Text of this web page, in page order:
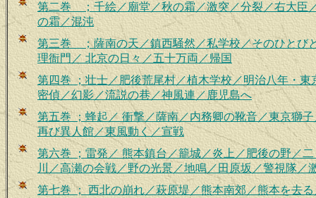
第二巻 ；千絵／廟堂／秋の霜／激突／分裂／右大臣
の霜／混沌
第三巻 ；薩南の天／鎮西騒然／私学校／そのひとび
理衙門／ 北京の日々／五十万両／帰国
第四巻 ；壮士／肥後荒尾村／植木学校／明治八年・
密偵／幻影／流説の巷／神風連／鹿児島へ
第五巻 ；蜂起／ 衝撃／薩南／内務卿の靴音／東京獅
再び異人館／東風動く／宣戦
第六巻
； 雷発／ 熊本鎮台／籠城／炎上／肥後の野／
川／高瀬の会戦／野の光景／地鳴／田原坂／警視隊／
第七巻 ； 西北の崩れ／萩原堤／熊本南郊／熊本を去